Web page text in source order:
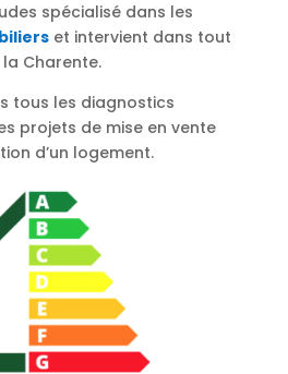
spécialisé dans les
et intervient dans tout
Charente.
tous les diagnostics
projets de mise en vente
d’un logement.